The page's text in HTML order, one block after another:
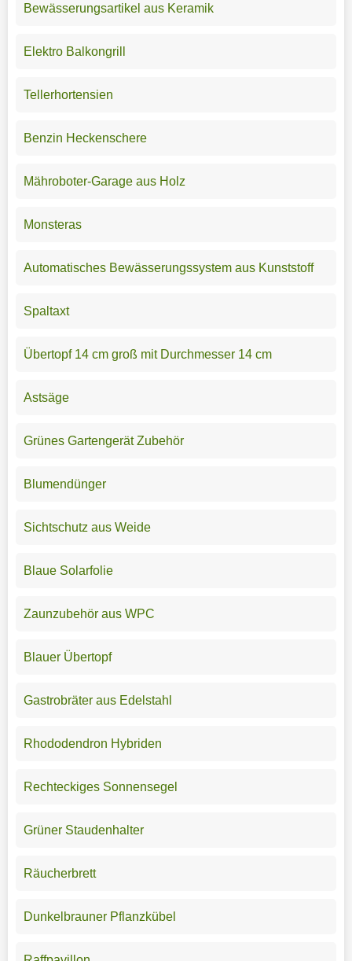
Bewässerungsartikel aus Keramik
Elektro Balkongrill
Tellerhortensien
Benzin Heckenschere
Mähroboter-Garage aus Holz
Monsteras
Automatisches Bewässerungssystem aus Kunststoff
Spaltaxt
Übertopf 14 cm groß mit Durchmesser 14 cm
Astsäge
Grünes Gartengerät Zubehör
Blumendünger
Sichtschutz aus Weide
Blaue Solarfolie
Zaunzubehör aus WPC
Blauer Übertopf
Gastrobräter aus Edelstahl
Rhododendron Hybriden
Rechteckiges Sonnensegel
Grüner Staudenhalter
Räucherbrett
Dunkelbrauner Pflanzkübel